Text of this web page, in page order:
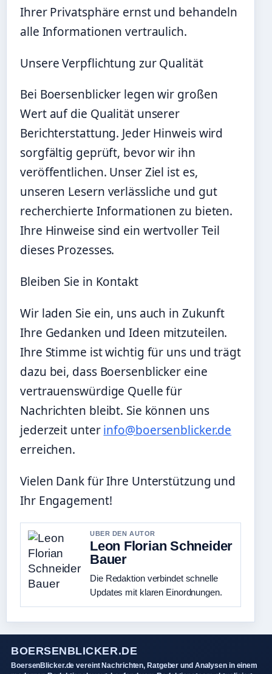
Ihrer Privatsphäre ernst und behandeln
alle Informationen vertraulich.
Unsere Verpflichtung zur Qualität
Bei Boersenblicker legen wir großen
Wert auf die Qualität unserer
Berichterstattung. Jeder Hinweis wird
sorgfältig geprüft, bevor wir ihn
veröffentlichen. Unser Ziel ist es,
unseren Lesern verlässliche und gut
recherchierte Informationen zu bieten.
Ihre Hinweise sind ein wertvoller Teil
dieses Prozesses.
Bleiben Sie in Kontakt
Wir laden Sie ein, uns auch in Zukunft
Ihre Gedanken und Ideen mitzuteilen.
Ihre Stimme ist wichtig für uns und trägt
dazu bei, dass Boersenblicker eine
vertrauenswürdige Quelle für
Nachrichten bleibt. Sie können uns
jederzeit unterinfo@boersenblicker.de
erreichen.
Vielen Dank für Ihre Unterstützung und
Ihr Engagement!
UBER DEN AUTOR
Leon Florian Schneider
Bauer
Die Redaktion verbindet schnelle
Updates mit klaren Einordnungen.
BOERSENBLICKER.DE
BoersenBlicker.de vereint Nachrichten, Ratgeber und Analysen in einem